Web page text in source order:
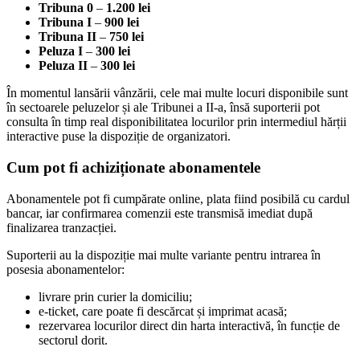
Tribuna 0 – 1.200 lei
Tribuna I – 900 lei
Tribuna II – 750 lei
Peluza I – 300 lei
Peluza II – 300 lei
În momentul lansării vânzării, cele mai multe locuri disponibile sunt
în sectoarele peluzelor și ale Tribunei a II-a, însă suporterii pot
consulta în timp real disponibilitatea locurilor prin intermediul hărții
interactive puse la dispoziție de organizatori.
Cum pot fi achiziționate abonamentele
Abonamentele pot fi cumpărate online, plata fiind posibilă cu cardul
bancar, iar confirmarea comenzii este transmisă imediat după
finalizarea tranzacției.
Suporterii au la dispoziție mai multe variante pentru intrarea în
posesia abonamentelor:
livrare prin curier la domiciliu;
e-ticket, care poate fi descărcat și imprimat acasă;
rezervarea locurilor direct din harta interactivă, în funcție de
sectorul dorit.